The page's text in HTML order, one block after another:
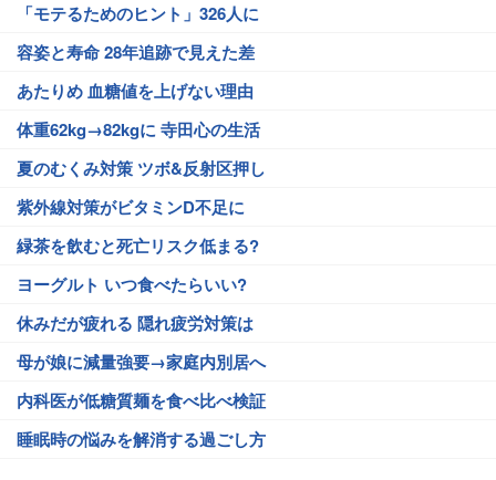
「モテるためのヒント」326人に
容姿と寿命 28年追跡で見えた差
あたりめ 血糖値を上げない理由
体重62kg→82kgに 寺田心の生活
夏のむくみ対策 ツボ&反射区押し
紫外線対策がビタミンD不足に
緑茶を飲むと死亡リスク低まる?
ヨーグルト いつ食べたらいい?
休みだが疲れる 隠れ疲労対策は
母が娘に減量強要→家庭内別居へ
内科医が低糖質麺を食べ比べ検証
睡眠時の悩みを解消する過ごし方